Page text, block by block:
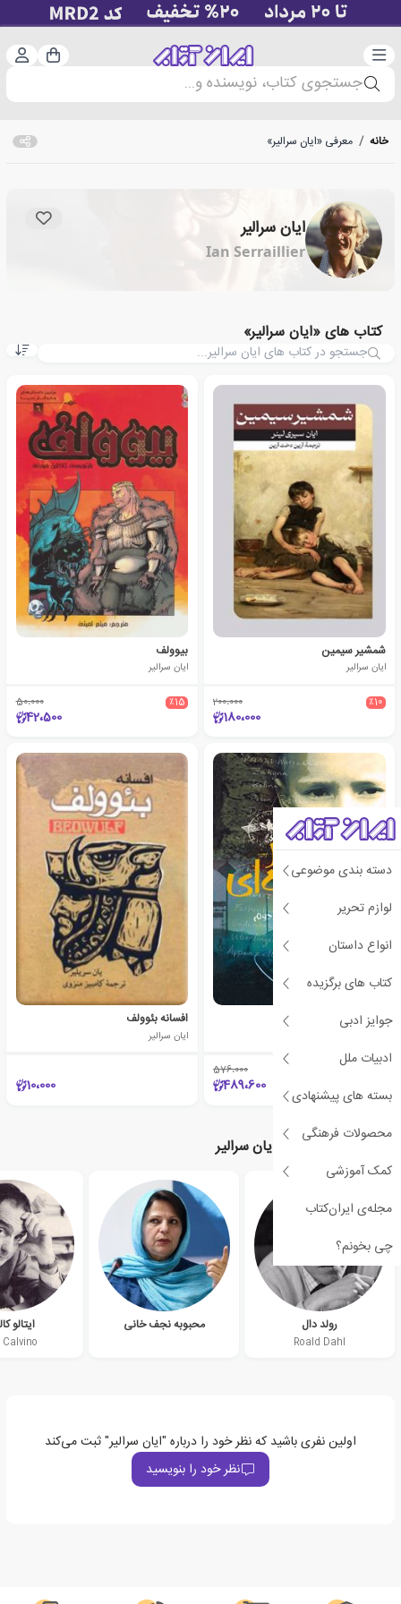
دسته‌بندی سبد
جستجوی کتاب، نویسنده و...
دسته بندی موضوعی
لوازم تحریر
انواع داستان
کتاب های برگزیده
جوایز ادبی
ادبیات ملل
بسته های پیشنهادی
محصولات فرهنگی
کمک آموزشی
مجله‌ی ایران‌کتاب
چی بخونم؟
خانه / معرفی «ایان سرالیر»
ایان سرالیر
Ian Serraillier
کتاب های «ایان سرالیر»
شمشیر سیمین
ایان سرالیر
٪10 200،000
180،000
بیوولف
ایان سرالیر
٪15 50،000
42،500
شمشیر نقره ای
576،000
489،600
افسانه بئوولف
ایان سرالیر
10،000
نویسندگان مرتبط با ایان سرالیر
رولد دال
Roald Dahl
محبوبه نجف خانی ایتالو
اولین نفری باشید که نظر خود را درباره "ایان سرالیر" ثبت می‌کند
نظر خود را بنویسید